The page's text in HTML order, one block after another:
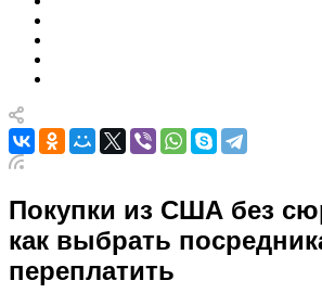
Покупки из США без
как выбрать
переплатить